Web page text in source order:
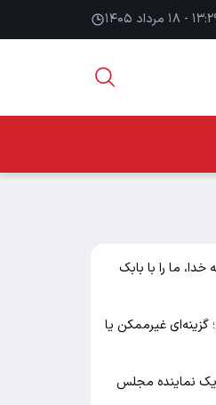
مرداد ۱۴۰۵
خدا، ما را با بابک
گزینه‌ای غیرممکن یا
یک نماینده مجلس